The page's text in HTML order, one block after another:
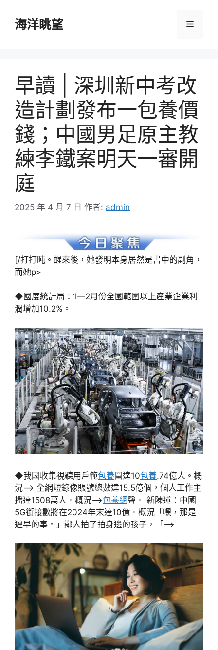
海洋眺望 選
早讀 | 深圳新中考改
造計劃發布一包養價
錢；中國男足原主教
練李鐵案明天一審開
庭
2025 年 4 月 7 日 作者: admin
[/打打盹。醒來後，她發明本身居然是書中的副角，
而她p>
◆國度統計局：1—2月份全國範圍以上產業企業利
潤增加10.2%。
◆我國收集視聽用戶範包養圍達10包養.74億人。概
況–> 全網短錄像賬號總數達15.5億個，個人工作主
播達1508萬人。概況–>包養網聲。 新陳述：中國
5G銜接數將在2024年末達10億。概況「嘿，那是
遲早的事。」鄰人拍了拍身邊的孩子，「–>